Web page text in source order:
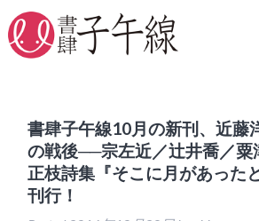
刊行物案内
詩集
書肆子午線10月の新刊、近藤
の戦後──宗左近／辻井喬／粟
正枝詩集『そこに月があった
刊行！